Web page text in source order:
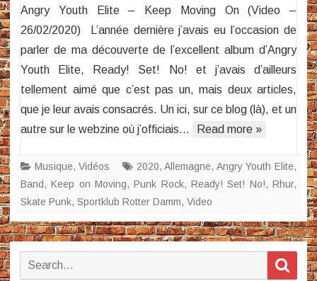
Youth
Elite
–
Keep
Moving
On
(Video)
Angry Youth Elite – Keep Moving On (Video –
26/02/2020) L’année dernière j’avais eu l’occasion de
parler de ma découverte de l’excellent album d’Angry
Youth Elite, Ready! Set! No! et j’avais d’ailleurs
tellement aimé que c’est pas un, mais deux articles,
que je leur avais consacrés. Un ici, sur ce blog (là), et un
autre sur le webzine où j’officiais…
Read more »
Musique,Vidéos 2020,Allemagne, Angry Youth Elite,
Band,Keep on Moving,Punk Rock,Ready! Set! No!,Rhur,
Skate Punk, Sportklub Rotter Damm, Video
Search